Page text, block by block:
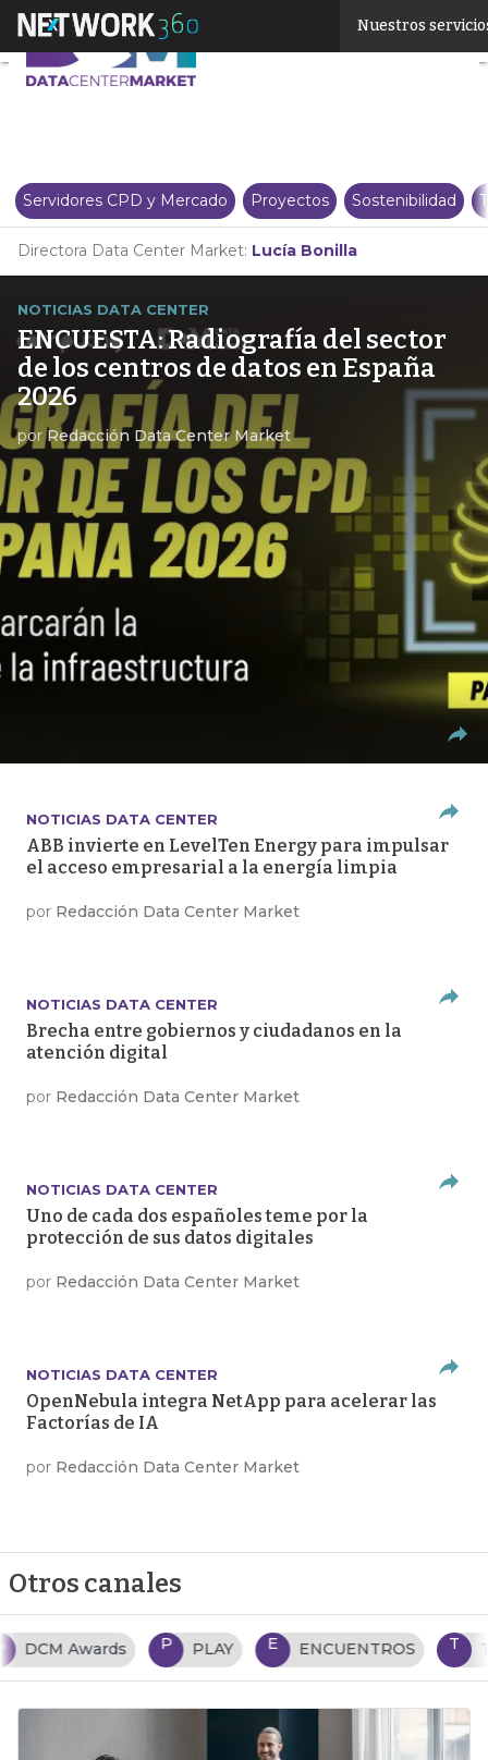
Nuestros
Servidores CPD y Mercado Proyectos Sostenibilidad
Directora Data Center Market: Lucía Bonilla
NOTICIAS DATA CENTER
ENCUESTA: Radiografía del sector
de los centros de datos en España
2026
porRedacción Data Center Market
NOTICIAS DATA CENTER
ABB invierte en LevelTen Energy para impulsar
el acceso empresarial a la energía limpia
por Redacción Data Center Market
NOTICIAS DATA CENTER
Brecha entre gobiernos y ciudadanos en la
atención digital
por Redacción Data Center Market
NOTICIAS DATA CENTER
Uno de cada dos españoles teme por la
protección de sus datos digitales
por Redacción Data Center Market
NOTICIAS DATA CENTER
OpenNebula integra NetApp para acelerar las
Factorías de IA
por Redacción Data Center Market
Otros canales
P PLAY E ENCUENTROS T TENDENCIAS TI